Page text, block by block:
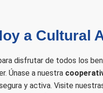
a Cultural
disfrutar de todos los
Únase a nuestra
y activa. Visite